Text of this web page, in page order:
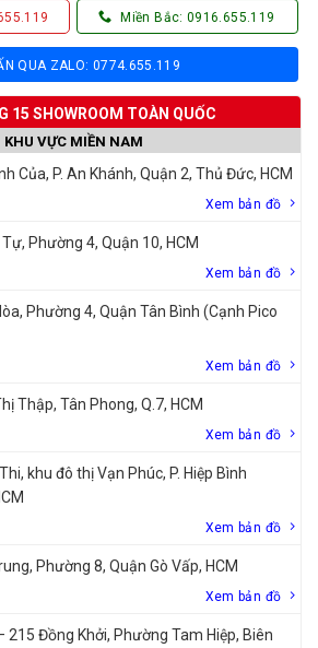
Miền Bắc: 0916.655.119
QUA ZALO: 0774.655.119
15 SHOWROOM TOÀN QUỐC
KHU VỰC MIỀN NAM
Của, P. An Khánh, Quận 2, Thủ Đức, HCM
Xem bản đồ
Phường 4, Quận 10, HCM
Xem bản đồ
Phường 4, Quận Tân Bình (Cạnh Pico
Xem bản đồ
Thập, Tân Phong, Q.7, HCM
Xem bản đồ
khu đô thị Vạn Phúc, P. Hiệp Bình
Xem bản đồ
Phường 8, Quận Gò Vấp, HCM
Xem bản đồ
215 Đồng Khởi, Phường Tam Hiệp, Biên